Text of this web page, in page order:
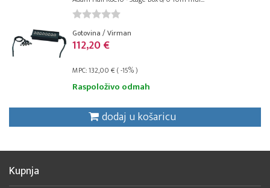
Gotovina / Virman
112,20 €
MPC: 132,00 € ( -15% )
Raspoloživo odmah
dodaj u košaricu
Kupnja